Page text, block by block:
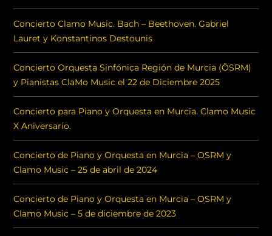
Concierto Clamo Music. Bach – Beethoven. Gabriel
Lauret y Konstantinos Destounis
Concierto Orquesta Sinfónica Región de Murcia (ÖSRM)
y Pianistas ClaMo Music el 22 de Diciembre 2025
Concierto para Piano y Orquesta en Murcia. Clamo Music
X Aniversario.
Concierto de Piano y Orquesta en Murcia – OSRM y
Clamo Music – 25 de abril de 2024
Concierto de Piano y Orquesta en Murcia – OSRM y
Clamo Music – 5 de diciembre de 2023